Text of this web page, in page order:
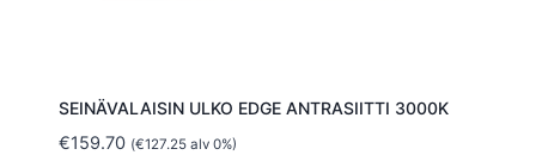
SEINÄVALAISIN ULKO EDGE ANTRASIITTI 3000K
€159.70 (€127.25alv 0%)